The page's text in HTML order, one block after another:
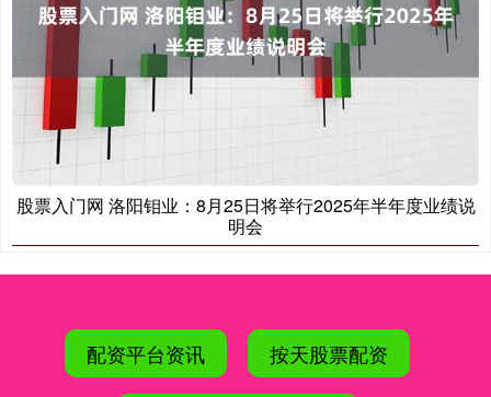
股票入门网 洛阳钼业：8月25日将举行2025年半年度业绩说
明会
配资平台资讯 按天股票配资